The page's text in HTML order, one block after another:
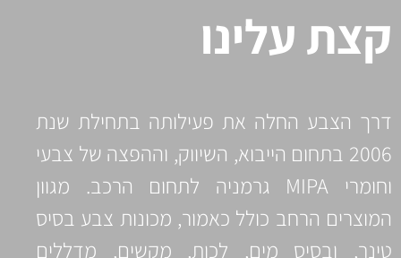
קצת עלינו
דרך הצבע החלה את פעילותה בתחילת שנת
2006 בתחום הייבוא, השיווק, וההפצה של צבעי
וחומרי MIPA גרמניה לתחום הרכב. מגוון
המוצרים הרחב כולל כאמור, מכונות צבע בסיס
טינר, ובסיס מים, לכות, מקשים, מדללים